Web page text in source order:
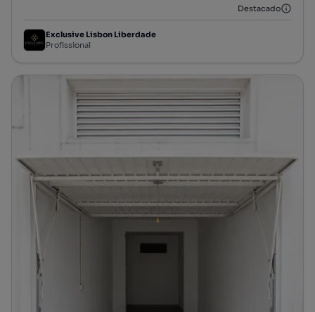
Destacado
Exclusive Lisbon Liberdade
Profissional